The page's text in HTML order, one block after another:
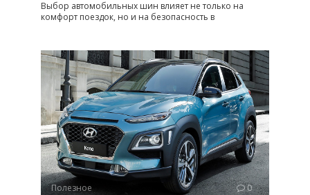
Выбор автомобильных шин влияет не только на
комфорт поездок, но и на безопасность в
Полезное 0